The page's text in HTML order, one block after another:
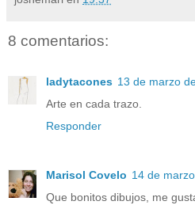
8 comentarios:
ladytacones 13 de marzo
Arte en cada trazo.
Responder
Marisol Covelo 14 de
Que bonitos dibujos, me